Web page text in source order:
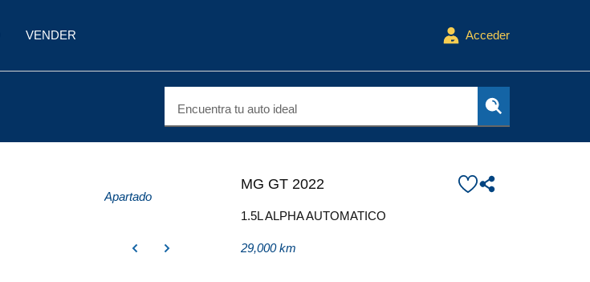
VENDER Acceder
Encuentra tu auto ideal
Apartado
MG GT 2022
1.5L ALPHA AUTOMATICO
29,000 km